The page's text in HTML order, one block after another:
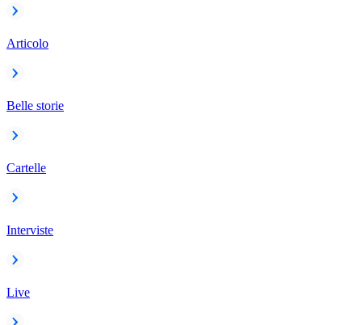
Articolo
Belle storie
Cartelle
Interviste
Live